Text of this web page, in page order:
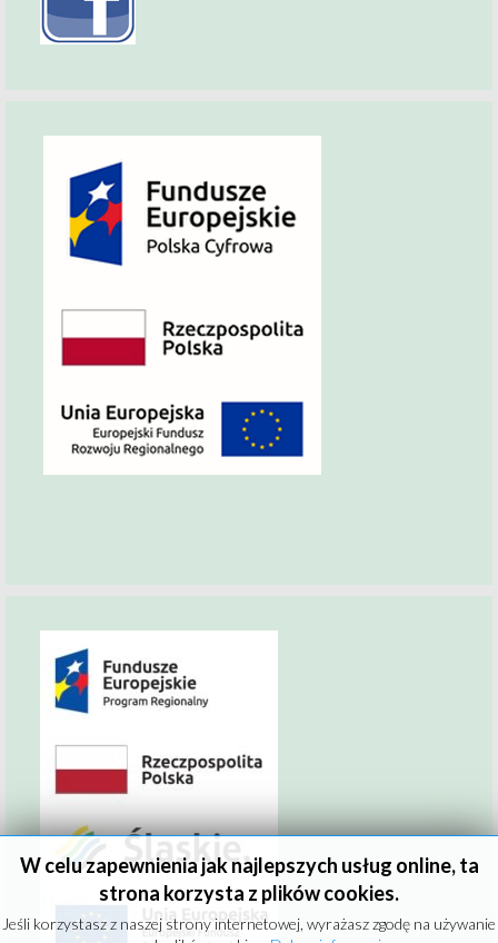
W celu zapewnienia jak najlepszych usług online, ta
strona korzysta z plików cookies.
Jeśli korzystasz z naszej strony internetowej, wyrażasz zgodę na używanie